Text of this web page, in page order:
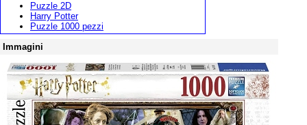
Puzzle 2D
Harry Potter
Puzzle 1000 pezzi
Immagini